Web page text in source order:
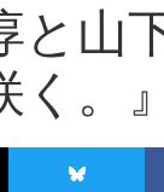
と山
く。